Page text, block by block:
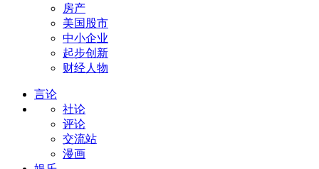
房产
美国股市
中小企业
起步创新
财经人物
言论
社论
评论
交流站
漫画